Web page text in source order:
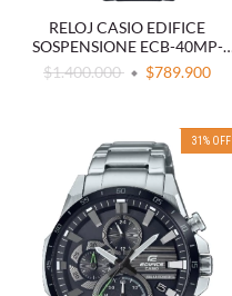
RELOJ CASIO EDIFICE
SOSPENSIONE ECB-40MP-
1ADF
$1.400.000 $789.900
31 % OFF